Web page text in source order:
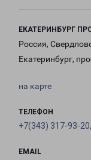
ЕКАТЕРИНБУРГ
Россия,
Екатеринбург,
на карте
ТЕЛЕФОН
+7(343) 317-93-
EMAIL